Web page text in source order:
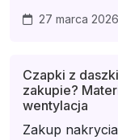
27 marca 2026
Czapki z
zakupie?
wentylacja
Zakup